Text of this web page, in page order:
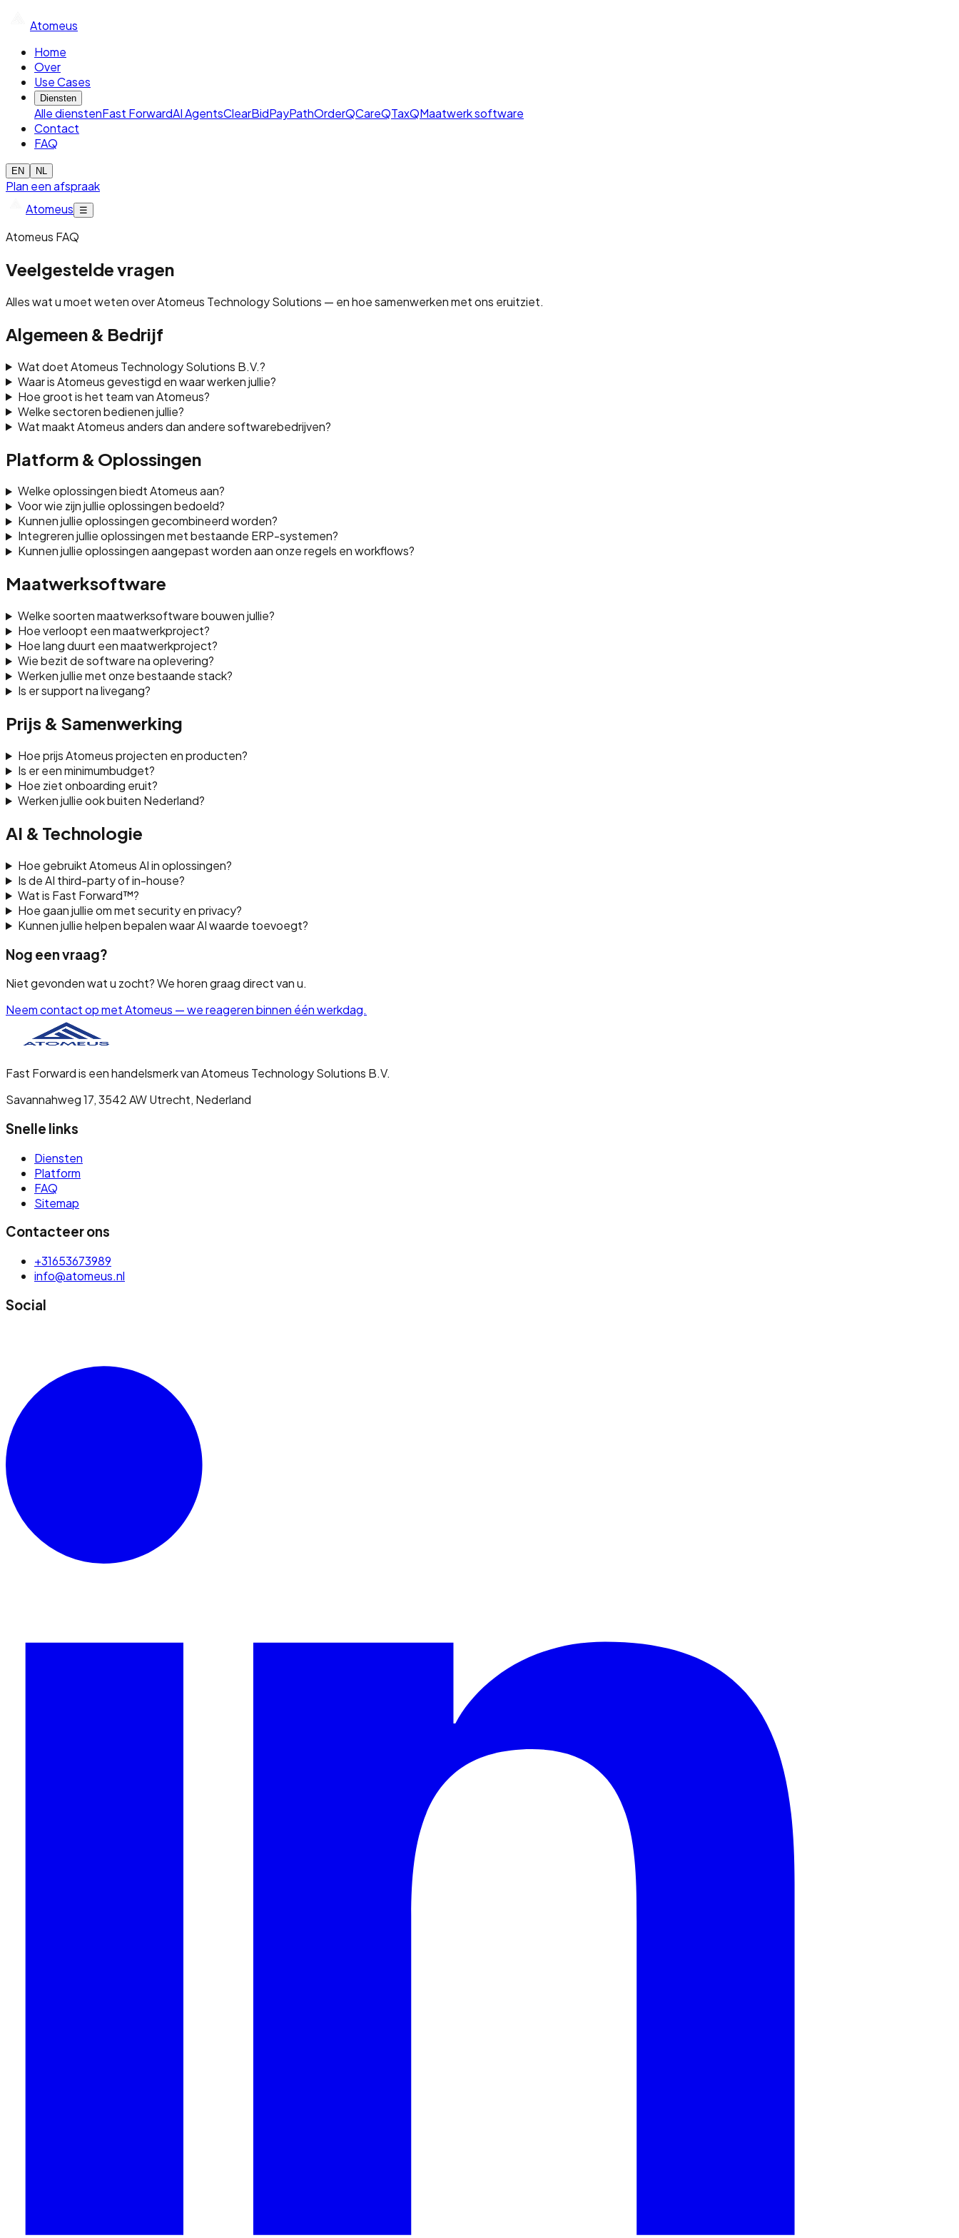
Atomeus
Home
Over
Use Cases
Diensten
Alle dienstenFast ForwardAI AgentsClearBidPayPathOrderQCareQTaxQMaatwerk software
Contact
FAQ
EN NL
Plan een afspraak
Atomeus
☰
Atomeus FAQ
Veelgestelde vragen
Alles wat u moet weten over Atomeus Technology Solutions — en hoe samenwerken met ons eruitziet.
Algemeen & Bedrijf
Wat doet Atomeus Technology Solutions B.V.?
Waar is Atomeus gevestigd en waar werken jullie?
Hoe groot is het team van Atomeus?
Welke sectoren bedienen jullie?
Wat maakt Atomeus anders dan andere softwarebedrijven?
Platform & Oplossingen
Welke oplossingen biedt Atomeus aan?
Voor wie zijn jullie oplossingen bedoeld?
Kunnen jullie oplossingen gecombineerd worden?
Integreren jullie oplossingen met bestaande ERP-systemen?
Kunnen jullie oplossingen aangepast worden aan onze regels en workflows?
Maatwerksoftware
Welke soorten maatwerksoftware bouwen jullie?
Hoe verloopt een maatwerkproject?
Hoe lang duurt een maatwerkproject?
Wie bezit de software na oplevering?
Werken jullie met onze bestaande stack?
Is er support na livegang?
Prijs & Samenwerking
Hoe prijs Atomeus projecten en producten?
Is er een minimumbudget?
Hoe ziet onboarding eruit?
Werken jullie ook buiten Nederland?
AI & Technologie
Hoe gebruikt Atomeus AI in oplossingen?
Is de AI third-party of in-house?
Wat is Fast Forward™?
Hoe gaan jullie om met security en privacy?
Kunnen jullie helpen bepalen waar AI waarde toevoegt?
Nog een vraag?
Niet gevonden wat u zocht? We horen graag direct van u.
Neem contact op met Atomeus — we reageren binnen één werkdag.
Fast Forward is een handelsmerk van Atomeus Technology Solutions B.V.
Savannahweg 17, 3542 AW Utrecht, Nederland
Snelle links
Diensten
Platform
FAQ
Sitemap
Contacteer ons
+31653673989
info@atomeus.nl
Social